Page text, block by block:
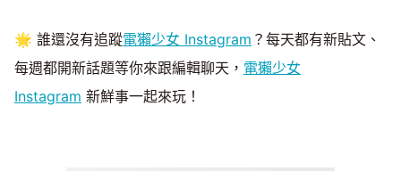
🌟 誰還沒有追蹤電獺少女 Instagram ？每天都有新貼文、
每週都開新話題等你來跟編輯聊天， 電獺少女
Instagram 新鮮事一起來玩！